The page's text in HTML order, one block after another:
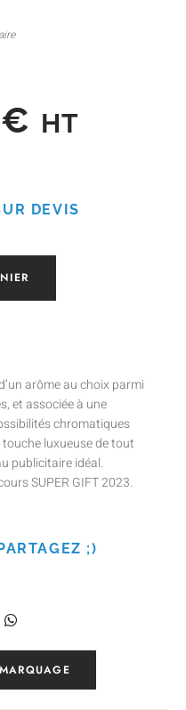
€ HT
DEVIS
arôme au choix parmi
et associée à une
chromatiques
luxueuse de tout
publicitaire idéal.
SUPER GIFT 2023.
;)